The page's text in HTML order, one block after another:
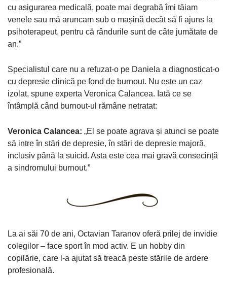
cu asigurarea medicală, poate mai degrabă îmi tăiam
venele sau mă aruncam sub o mașină decât să fi ajuns la
psihoterapeut, pentru că rândurile sunt de câte jumătate de
an.”
Specialistul care nu a refuzat-o pe Daniela a diagnosticat-o
cu depresie clinică pe fond de burnout. Nu este un caz
izolat, spune experta Veronica Calancea. Iată ce se
întâmplă când burnout-ul rămâne netratat:
Veronica Calancea: „El se poate agrava și atunci se poate
să intre în stări de depresie, în stări de depresie majoră,
inclusiv până la suicid. Asta este cea mai gravă consecință
a sindromului burnout.”
La ai săi 70 de ani, Octavian Taranov oferă prilej de invidie
colegilor – face sport în mod activ. E un hobby din
copilărie, care l-a ajutat să treacă peste stările de ardere
profesională.